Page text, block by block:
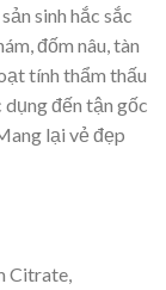
sinh hắc sắc
đốm nâu, tàn
tính thẩm thấu
đến tận gốc
lại vẻ đẹp
Citrate,